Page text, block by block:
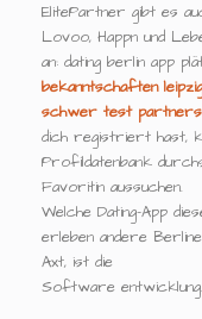
ElitePartner gibt es
Lovoo, Happn und
an: dating berlin app
bekanntschaften
schwer test
dich registriert hast,
Profildatenbank
Favoritin aussuchen.
Welche Dating-App
erleben andere
Axt, ist die
Software entwicklung.